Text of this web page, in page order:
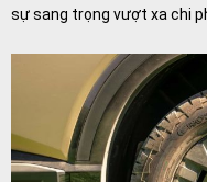
sự sang trọng vượt xa chi